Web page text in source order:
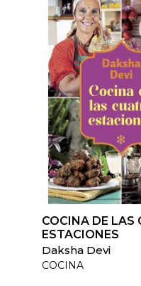
COCINA DE LAS
ESTACIONES
Daksha Devi
COCINA